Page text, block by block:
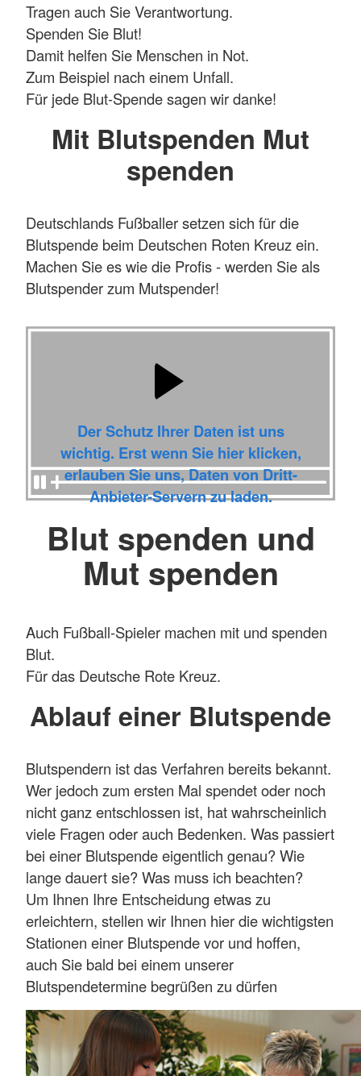
Tragen auch Sie Verantwortung.
Spenden Sie Blut!
Damit helfen Sie Menschen in Not.
Zum Beispiel nach einem Unfall.
Für jede Blut-Spende sagen wir danke!
Mit Blutspenden Mut
spenden
Deutschlands Fußballer setzen sich für die
Blutspende beim Deutschen Roten Kreuz ein.
Machen Sie es wie die Profis - werden Sie als
Blutspender zum Mutspender!
Der Schutz Ihrer Daten ist uns
wichtig. Erst wenn Sie hier klicken,
erlauben Sie uns, Daten von Dritt-
Anbieter-Servern zu laden.
Blut spenden und
Mut spenden
Auch Fußball-Spieler machen mit und spenden
Blut.
Für das Deutsche Rote Kreuz.
Ablauf einer Blutspende
Blutspendern ist das Verfahren bereits bekannt.
Wer jedoch zum ersten Mal spendet oder noch
nicht ganz entschlossen ist, hat wahrscheinlich
viele Fragen oder auch Bedenken. Was passiert
bei einer Blutspende eigentlich genau? Wie
lange dauert sie? Was muss ich beachten?
Um Ihnen Ihre Entscheidung etwas zu
erleichtern, stellen wir Ihnen hier die wichtigsten
Stationen einer Blutspende vor und hoffen,
auch Sie bald bei einem unserer
Blutspendetermine begrüßen zu dürfen